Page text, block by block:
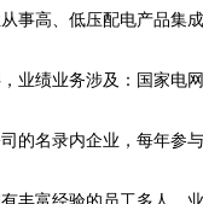
事高、低压配电产品集
业绩业务涉及：国家电
的名录内企业，每年参